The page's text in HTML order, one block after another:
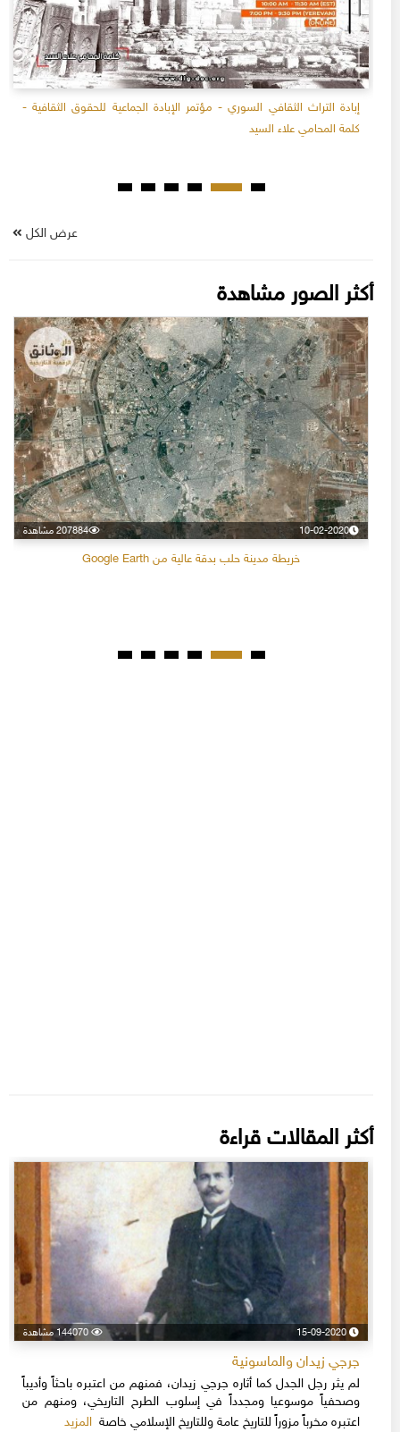
إبادة التراث الثقافي السوري - مؤتمر الإبادة الجماعية للحقوق الثقافية -
كلمة المحامي علاء السيد
عرض الكل
أكثر الصور مشاهدة
10-02-2020 207884 مشاهدة
خريطة مدينة حلب بدقة عالية من Google Earth
أكثر المقالات قراءة
15-09-2020 144070 مشاهدة
جرجي زيدان والماسونية
لم يثر رجل الجدل كما أثاره جرجي زيدان، فمنهم من اعتبره باحثاً وأديباً
وصحفياً موسوعيا ومجدداً في إسلوب الطرح التاريخي، ومنهم من
اعتبره مخرباً مزوراً للتاريخ عامة وللتاريخ الإسلامي خاصةالمزيد